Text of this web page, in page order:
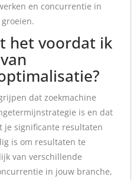
en concurrentie in
het voordat ik
dat zoekmachine
is en dat
je significante resultaten
is om resultaten te
van verschillende
in jouw branche,